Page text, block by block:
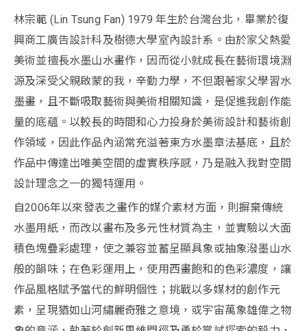
林宗範 (Lin Tsung Fan) 1979 年生於台灣台北，畢業於復
興商工廣告設計科及樹德大學室內設計系。由於家父熱愛
美術並擅長水墨山水畫作，因而從小就成長在藝術環境淵
源及深受父親啟蒙的我，辛勤力學，不但跟著家父學習水
墨畫，且不斷吸取藝術與美術相關知識，是促進我創作能
量的底蘊。以較長的時間和心力投身於美術設計和藝術創
作領域，因此作品內涵常充溢著東方水墨章法基底，且於
作品中傳達出唯美空間的虛實秩序感，乃是融入我對空間
設計理念之一的獨特運用。
自2006年以來發表之畫作的媒介素材方面，則摒棄傳統
水墨用紙，而改以畫布及多元性材質為主，並實驗以大面
積色塊疊彩處理，使之兼容並蓄呈顯具象或抽象潑墨山水
般的韻味；在色彩運用上，使用西畫飽和的色彩濃度，讓
作品風格賦予當代的鮮明個性；挑戰以多媒材的創作元
素，呈現猶如山河繡麗奇雅之意境，或宇宙萬象雄偉之物